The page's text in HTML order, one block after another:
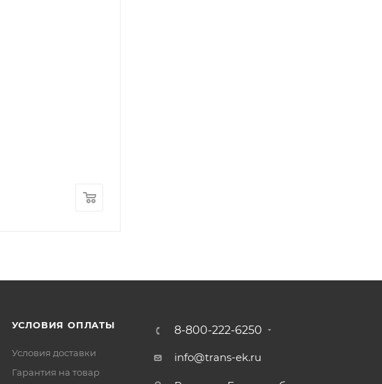
УСЛОВИЯ ОПЛАТЫ
Условия доставки
Гарантия на товар
8-800-222-6250
info@trans-ek.ru